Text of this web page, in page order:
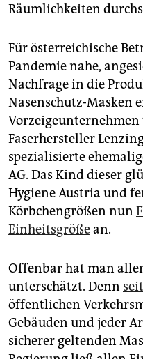
Räumlichkeiten
Für österreichische
Pandemie nahe,
Nachfrage in die
Nasenschutz-Masken
Faserhersteller
spezialisierte
AG. Das Kind dieser
Hygiene Austria und
Körbchengrößen nun
Einheitsgrößean.
Offenbar hat man
unterschätzt. Denn
öffentlichen
Gebäuden und jeder
sicherer geltenden